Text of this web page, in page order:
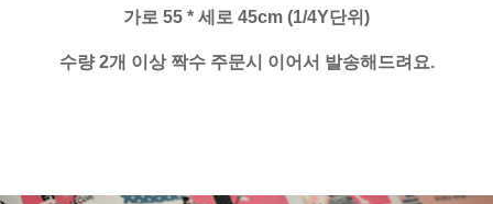
가로 55 * 세로 45cm (1/4Y단위)
수량 2개 이상 짝수 주문시 이어서 발송해드려요.